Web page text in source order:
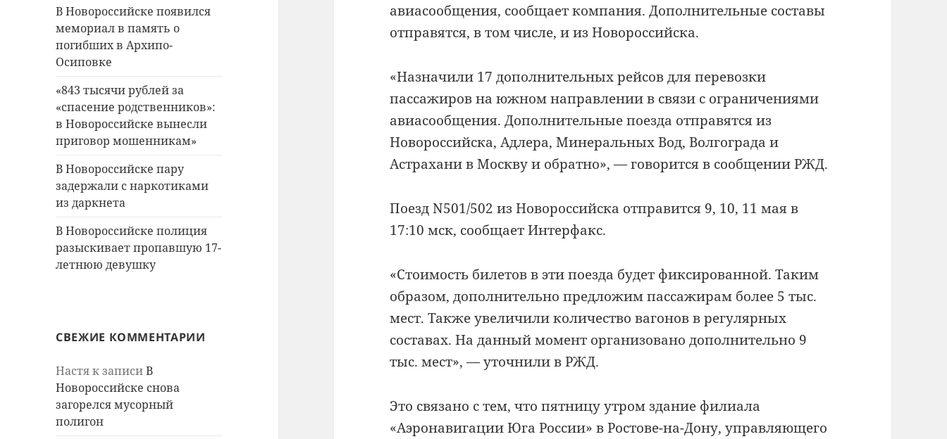
В Новороссийске появился
мемориал в память о
погибших в Архипо-
Осиповке
«843 тысячи рублей за
«спасение родственников»:
в Новороссийске вынесли
приговор мошенникам»
В Новороссийске пару
задержали с наркотиками
из даркнета
В Новороссийске полиция
разыскивает пропавшую 17-
летнюю девушку
СВЕЖИЕ КОММЕНТАРИИ
Настяк записиВ
Новороссийске снова
загорелся мусорный
полигон
авиасообщения, сообщает компания. Дополнительные составы
отправятся, в том числе, и из Новороссийска.
«Назначили 17 дополнительных рейсов для перевозки
пассажиров на южном направлении в связи с ограничениями
авиасообщения. Дополнительные поезда отправятся из
Новороссийска, Адлера, Минеральных Вод, Волгограда и
Астрахани в Москву и обратно», — говорится в сообщении РЖД.
Поезд N501/502 из Новороссийска отправится 9, 10, 11 мая в
17:10 мск, сообщает Интерфакс.
«Стоимость билетов в эти поезда будет фиксированной. Таким
образом, дополнительно предложим пассажирам более 5 тыс.
мест. Также увеличили количество вагонов в регулярных
составах. На данный момент организовано дополнительно 9
тыс. мест», — уточнили в РЖД.
Это связано с тем, что пятницу утром здание филиала
«Аэронавигации Юга России» в Ростове-на-Дону, управляющего